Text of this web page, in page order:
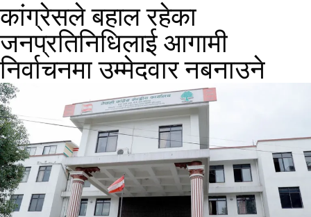
कांग्रेसले बहाल रहेका
जनप्रतिनिधिलाई आगामी
निर्वाचनमा उम्मेदवार नबनाउने